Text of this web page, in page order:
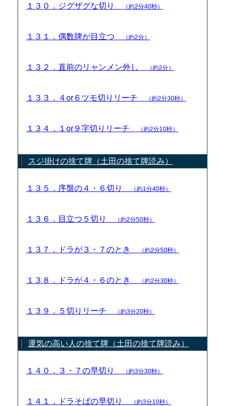
１３０．ジグザグな切り （約2分40秒）
１３１．偶数牌が目立つ （約2分）
１３２．直前のリャンメン外し （約2分）
１３３．４or６ツモ切りリーチ （約2分30秒）
１３４．１or９字切りリーチ （約2分10秒）
スジ掛けの捨て牌（土田の捨て牌読み）
１３５．序盤の４・６切り （約1分40秒）
１３６．目立つ５切り （約2分50秒）
１３７．ドラが３・７のとき （約2分50秒）
１３８．ドラが４・６のとき （約2分30秒）
１３９．５切りリーチ （約3分20秒）
運気の高い人の捨て牌（土田の捨て牌読み）
１４０．３・７の早切り （約3分30秒）
１４１．ドラそばの早切り （約3分10秒）